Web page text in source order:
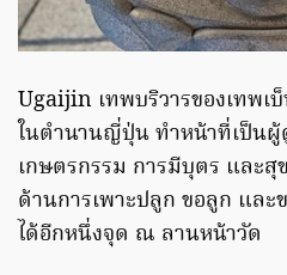
Ugaijin เทพบริวารของเทพเ
ในตำนานญี่ปุ่น ทำหน้าที่เป็นผู้
เกษตรกรรม การมีบุตร และ
ด้านการเพาะปลูก ขอลูก แล
ได้อีกหนึ่งจุด ณ ลานหน้าวัด